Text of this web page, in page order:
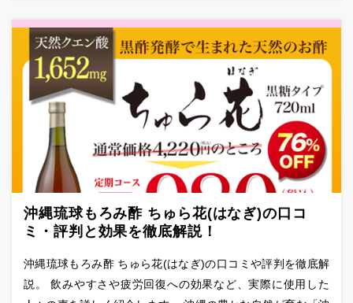
沖縄琉球もろみ酢 ちゅら花(はなぎ)の口コ
ミ・評判と効果を徹底解説！
沖縄琉球もろみ酢 ちゅら花(はなぎ)の口コミや評判を徹底解
説。 飲みやすさや疲労回復への効果など、実際に使用した